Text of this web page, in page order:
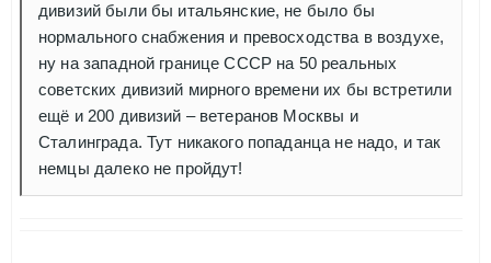
дивизий были бы итальянские, не было бы
нормального снабжения и превосходства в воздухе,
ну на западной границе СССР на 50 реальных
советских дивизий мирного времени их бы встретили
ещё и 200 дивизий – ветеранов Москвы и
Сталинграда. Тут никакого попаданца не надо, и так
немцы далеко не пройдут!